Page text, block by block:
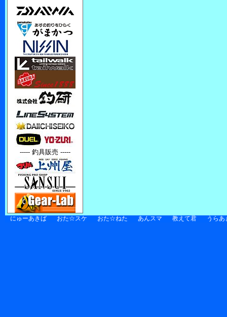
----- 釣具販売 -----
にゅーあきば おた☆スケ おた☆ねた あんスマ 教えて君 うらあ